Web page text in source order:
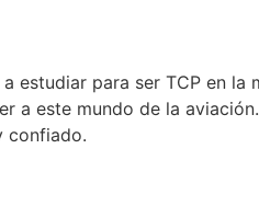
para ser TCP en
a este mundo de la
confiado.